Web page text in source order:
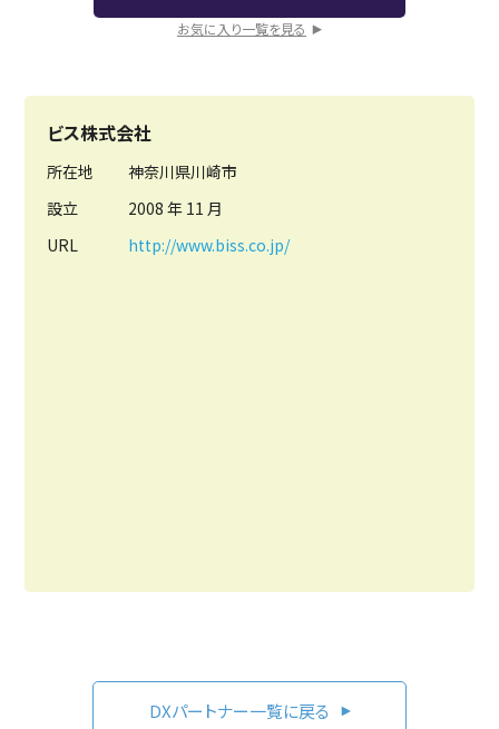
お気に入り一覧を見る
ビス株式会社
所在地
神奈川県川崎市
設立
2008 年 11 月
URL
http://www.biss.co.jp/
DXパートナー一覧に戻る